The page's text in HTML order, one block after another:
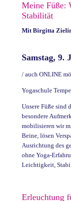
Meine Füße:
Stabilität
MitBirgitta
Samstag, 9.
/ auch ONLINE
Yogaschule
Unsere Füße sind
besondere
mobilisieren wir
Beine, lösen
Ausrichtung des
ohne Yoga-
Leichtigkeit,
Erleuchtung